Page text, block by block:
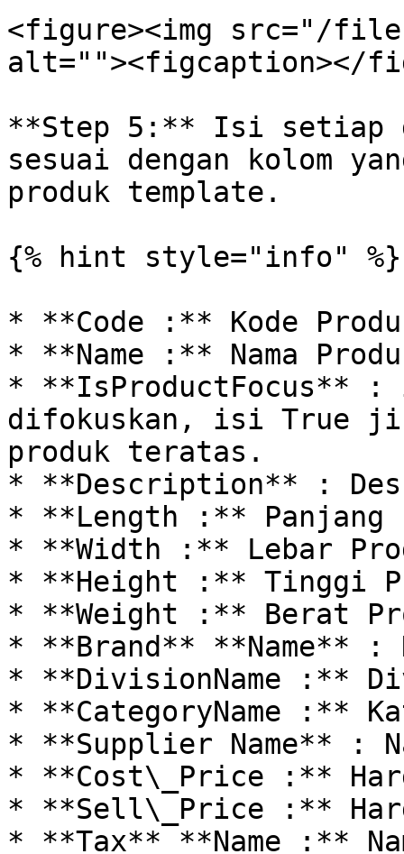
<figure><img src="/
alt=""><figcaption></
**Step 5:** Isi setiap
sesuai dengan kolom
produk template.
{% hint style="info" %}
* **Code :** Kode
* **Name :** Nama
* **IsProductFocus**
difokuskan, isi True
produk teratas.
* **Description** :
* **Length :** Panjang
* **Width :** Lebar
* **Height :** Tinggi
* **Weight :** Berat
* **Brand** **Name** :
* **DivisionName :**
* **CategoryName :**
* **Supplier Name** :
* **Cost\_Price :**
* **Sell\_Price :**
* **Tax** **Name :**